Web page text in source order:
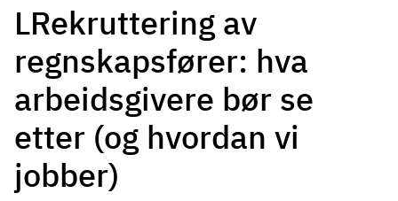
LRekruttering av
regnskapsfører: hva
arbeidsgivere bør se
etter (og hvordan vi
jobber)